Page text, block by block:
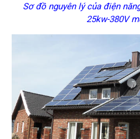
Sơ đồ nguyên lý của điện
25kw-380V